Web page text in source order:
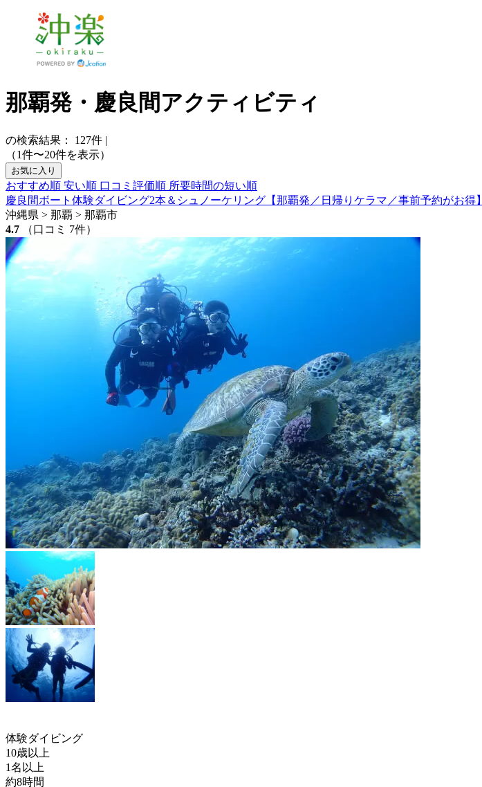
那覇発・慶良間アクティビティ
の検索結果： 127件 |
（1件〜20件を表示）
お気に入り
おすすめ順 安い順 口コミ評価順 所要時間の短い順
慶良間ボート体験ダイビング2本＆シュノーケリング【那覇発／日帰りケラマ／事前予約がお得】
沖縄県 > 那覇 > 那覇市
4.7
（口コミ 7件）
体験ダイビング
10歳以上
1名以上
約8時間